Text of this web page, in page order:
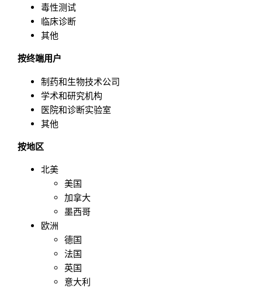
毒性测试
临床诊断
其他
按终端用户
制药和生物技术公司
学术和研究机构
医院和诊断实验室
其他
按地区
北美
美国
加拿大
墨西哥
欧洲
德国
法国
英国
意大利